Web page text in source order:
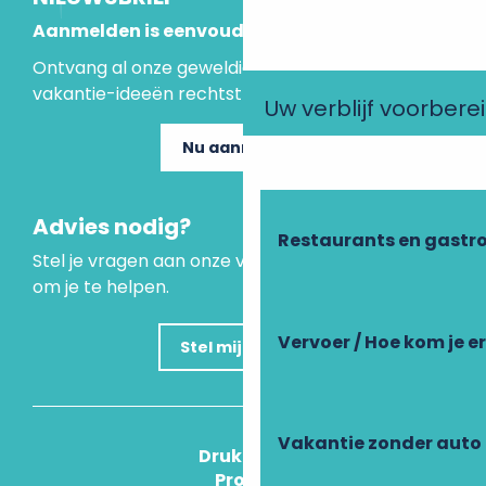
Uw verblijf
Restaurants en
Vervoer / Hoe kom je
Vakantie zonder auto
Aanmelden is eenvoudig
Ontvang al onze geweldige aanbiedingen en
vakantie-ideeën rechtstreeks in je inbox.
Nu aanmelden
Advies nodig?
Stel je vragen aan onze virtuele assistent, die er is
om je te helpen.
Stel mijn vraag
Druk Op
Pros